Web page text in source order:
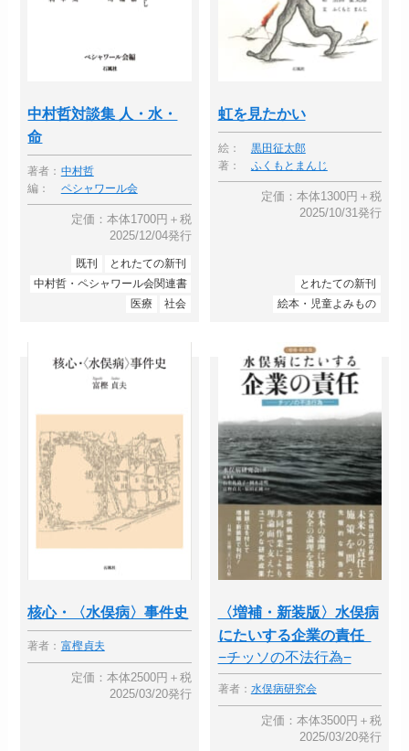
中村哲対談集 人・水・
命
著者： 中村哲
編：
ペシャワール会
定価：本体1700円＋税
2025/12/04発行
既刊
とれたての新刊
中村哲・ペシャワール会関連書
医療
社会
虹を見たかい
絵：
黒田征太郎
著：
ふくもとまんじ
定価：本体1300円＋税
2025/10/31発行
とれたての新刊
絵本・児童よみもの
核心・〈水俣病〉事件史
著者： 富樫貞夫
定価：本体2500円＋税
2025/03/20発行
〈増補・新装版〉水俣病
にたいする企業の責任
−チッソの不法行為−
著者： 水俣病研究会
定価：本体3500円＋税
2025/03/20発行